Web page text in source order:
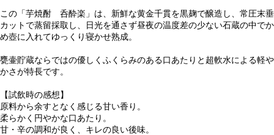
この「芋焼酎 呑酔楽」は、新鮮な黄金千貫を黒麹で醸造し、常圧末垂
カットで蒸留採取し、日光を通さず昼夜の温度差の少ない石蔵の中でか
め壺に入れてゆっくり寝かせ熟成。
甕壷貯蔵ならではの優しくふくらみのある口あたりと超軟水による軽や
かさが特長です。
【試飲時の感想】
原料から余すとなく感じる甘い香り。
柔らかく円やかな口あたり。
甘・辛の調和が良く、キレの良い後味。